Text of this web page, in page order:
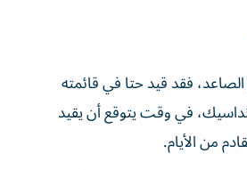
فقد قيد حتا في قائمته
في وقت يتوقع أن يقيد
من الأيام.